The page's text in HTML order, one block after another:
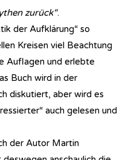
zurück“.
der Aufklärung“ so
Kreisen viel Beachtung
Auflagen und erlebte
Buch wird in der
diskutiert, aber wird es
auch gelesen und
der Autor Martin